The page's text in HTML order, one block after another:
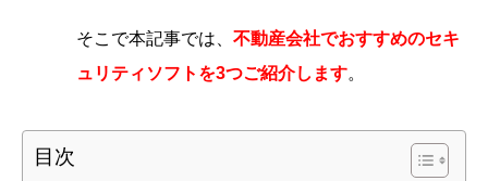
そこで本記事では、 不動産会社でおすすめのセキ
ュリティソフトを3つご紹介します。
目次